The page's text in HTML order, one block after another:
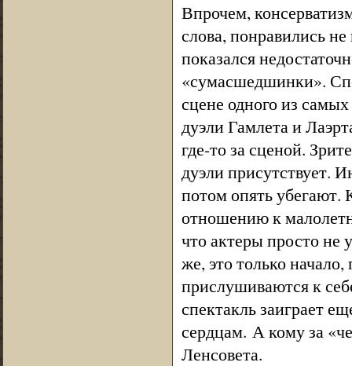
Впрочем,
слова, понравились
показался
«сумасшедшинки».
сцене одного из
дуэли Гамлета и
где-то за сценой.
дуэли присутствует.
потом опять убегают.
отношению к
что актеры просто не
же, это только
прислушиваются к
спектакль заиграет
сердцам. А кому за
Ленсовета.